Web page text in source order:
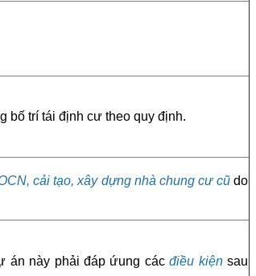
bố trí tái định cư theo quy định.
cải tạo, xây dựng nhà chung cư cũdo
án này phải đáp ứung cácđiều kiệnsau